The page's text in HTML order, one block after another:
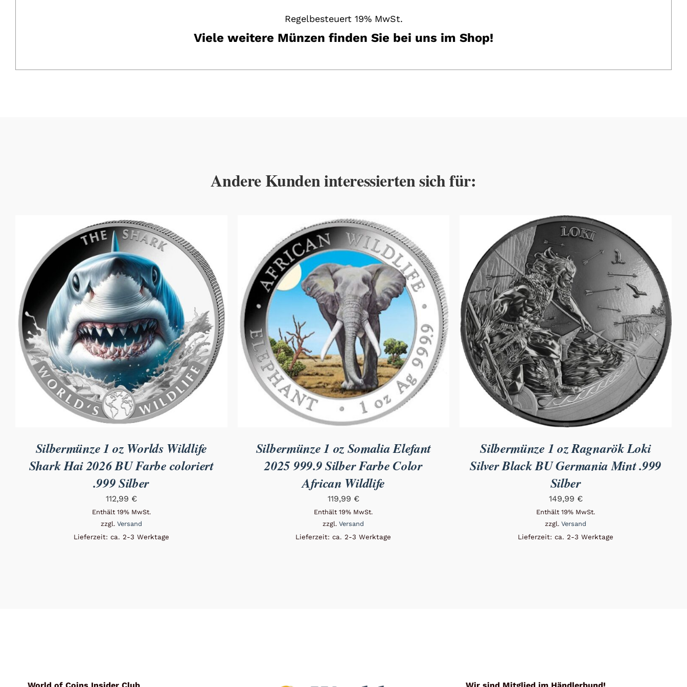
Regelbesteuert 19% MwSt.
Viele weitere Münzen finden Sie bei uns im Shop!
Andere Kunden interessierten sich für:
Silbermünze 1 oz Worlds Wildlife
Shark Hai 2026 BU Farbe coloriert
.999 Silber
112,99 €
Enthält 19% MwSt.
zzgl. Versand
Lieferzeit: ca. 2-3 Werktage
Silbermünze 1 oz Somalia Elefant
2025 999.9 Silber Farbe Color
African Wildlife
119,99 €
Enthält 19% MwSt.
zzgl.Versand
Lieferzeit: ca. 2-3 Werktage
Silbermünze 1 oz Ragnarök Loki
Silver Black BU Germania Mint .999
Silber
149,99 €
Enthält 19% MwSt.
zzgl.Versand
Lieferzeit: ca. 2-3 Werktage